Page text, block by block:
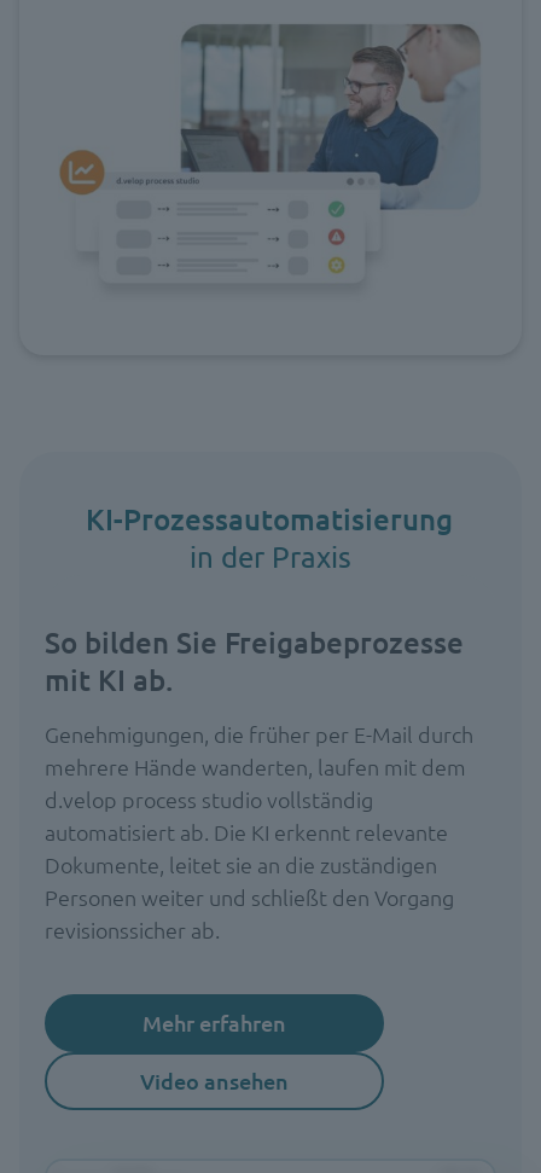
KI-Prozessautomatisierung
in der Praxis
So bilden Sie Freigabeprozesse
mit KI ab.
Genehmigungen, die früher per E-Mail durch
mehrere Hände wanderten, laufen mit dem
d.velop process studio vollständig
automatisiert ab. Die KI erkennt relevante
Dokumente, leitet sie an die zuständigen
Personen weiter und schließt den Vorgang
revisionssicher ab.
Mehr erfahren
Video ansehen